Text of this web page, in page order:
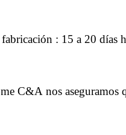
fabricación : 15 a 20
C&A nos aseguramos